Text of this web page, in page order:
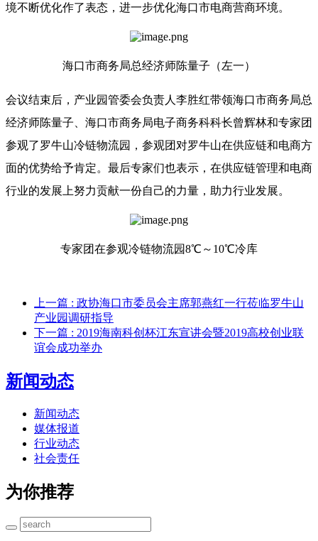
境不断优化作了表态，进一步优化海口市电商营商环境。
海口市商务局总经济师陈量子（左一）
会议结束后，产业园管委会负责人李胜红带领海口市商务局总
经济师陈量子、海口市商务局电子商务科科长曾辉林和专家团
参观了罗牛山冷链物流园，参观团对罗牛山在供应链和电商方
面的优势给予肯定。最后专家们也表示，在供应链管理和电商
行业的发展上努力贡献一份自己的力量，助力行业发展。
专家团在参观冷链物流园8℃～10℃冷库
上一篇 : 政协海口市委员会主席郭燕红一行莅临罗牛山
产业园调研指导
下一篇 : 2019海南科创杯江东宣讲会暨2019高校创业联
谊会成功举办
新闻动态
新闻动态
媒体报道
行业动态
社会责任
为你推荐